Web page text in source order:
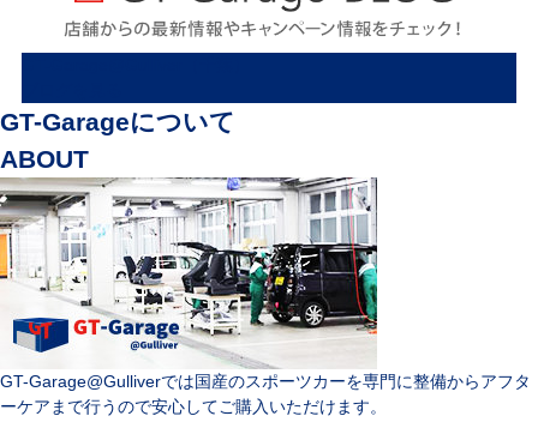
GT-Garageについて
ABOUT
GT-Garage@Gulliverでは国産のスポーツカーを専門に整備からアフタ
ーケアまで行うので安心してご購入いただけます。